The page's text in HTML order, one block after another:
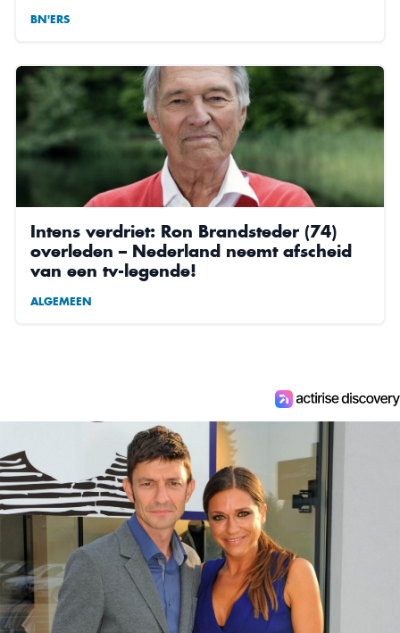
BN'ERS
Intens verdriet: Ron Brandsteder (74)
overleden – Nederland neemt afscheid
van een tv-legende!
ALGEMEEN